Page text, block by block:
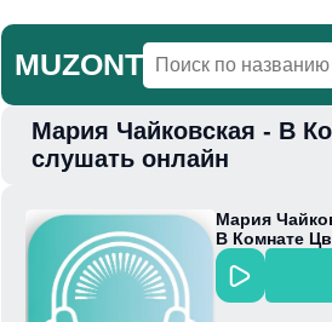
MUZONT
Главная Новинки
Мария Чайковская - В
слушать онлайн
Мария
В Комнате